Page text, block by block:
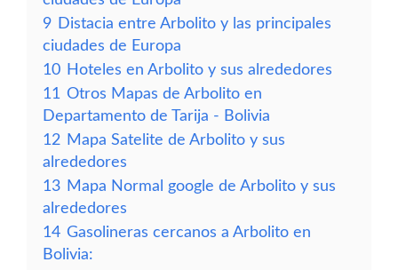
9 Distacia entre Arbolito y las principales
ciudades de Europa
10 Hoteles en Arbolito y sus alrededores
11 Otros Mapas de Arbolito en
Departamento de Tarija - Bolivia
12 Mapa Satelite de Arbolito y sus
alrededores
13 Mapa Normal google de Arbolito y sus
alrededores
14 Gasolineras cercanos a Arbolito en
Bolivia: